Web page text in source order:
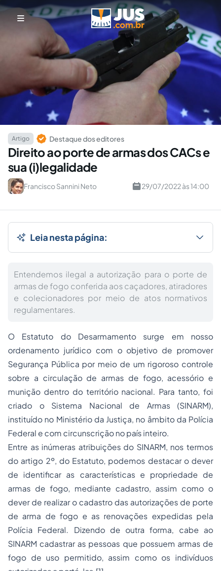
Artigo Destaque dos editores
Direito ao porte de armas dos CACs e
sua (i)legalidade
Francisco Sannini Neto 29/07/2022 às 14:00
Leia nesta página:
Entendemos ilegal a autorização para o porte de
armas de fogo conferida aos caçadores, atiradores
e colecionadores por meio de atos normativos
regulamentares.
O Estatuto do Desarmamento surge em nosso
ordenamento jurídico com o objetivo de promover
Segurança Pública por meio de um rigoroso controle
sobre a circulação de armas de fogo, acessório e
munição dentro do território nacional. Para tanto, foi
criado o Sistema Nacional de Armas (SINARM),
instituído no Ministério da Justiça, no âmbito da Polícia
Federal e com circunscrição no país inteiro.
Entre as inúmeras atribuições do SINARM, nos termos
do artigo 2º, do Estatuto, podemos destacar o dever
de identificar as características e propriedade de
armas de fogo, mediante cadastro, assim como o
dever de realizar o cadastro das autorizações de porte
de arma de fogo e as renovações expedidas pela
Polícia Federal. Dizendo de outra forma, cabe ao
SINARM cadastrar as pessoas que possuem armas de
fogo de uso permitido, assim como os indivíduos